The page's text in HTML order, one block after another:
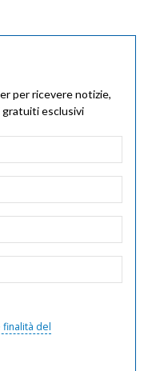
per ricevere notizie,
gratuiti esclusivi
del